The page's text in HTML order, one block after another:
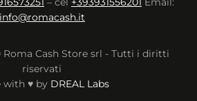
info@romacash.it
Cash Store srl - Tutti i diritti
riservati
with ♥ by DREAL Labs